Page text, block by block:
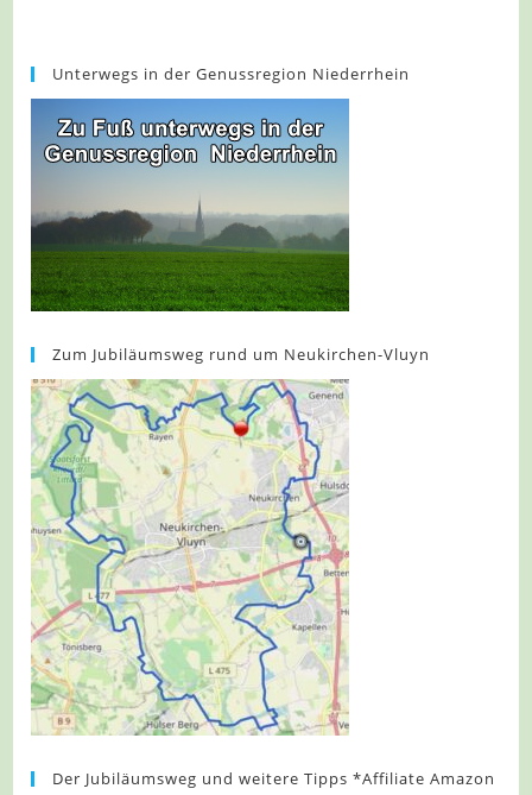
Unterwegs in der Genussregion Niederrhein
Zum Jubiläumsweg rund um Neukirchen-Vluyn
Der Jubiläumsweg und weitere Tipps *Affiliate Amazon